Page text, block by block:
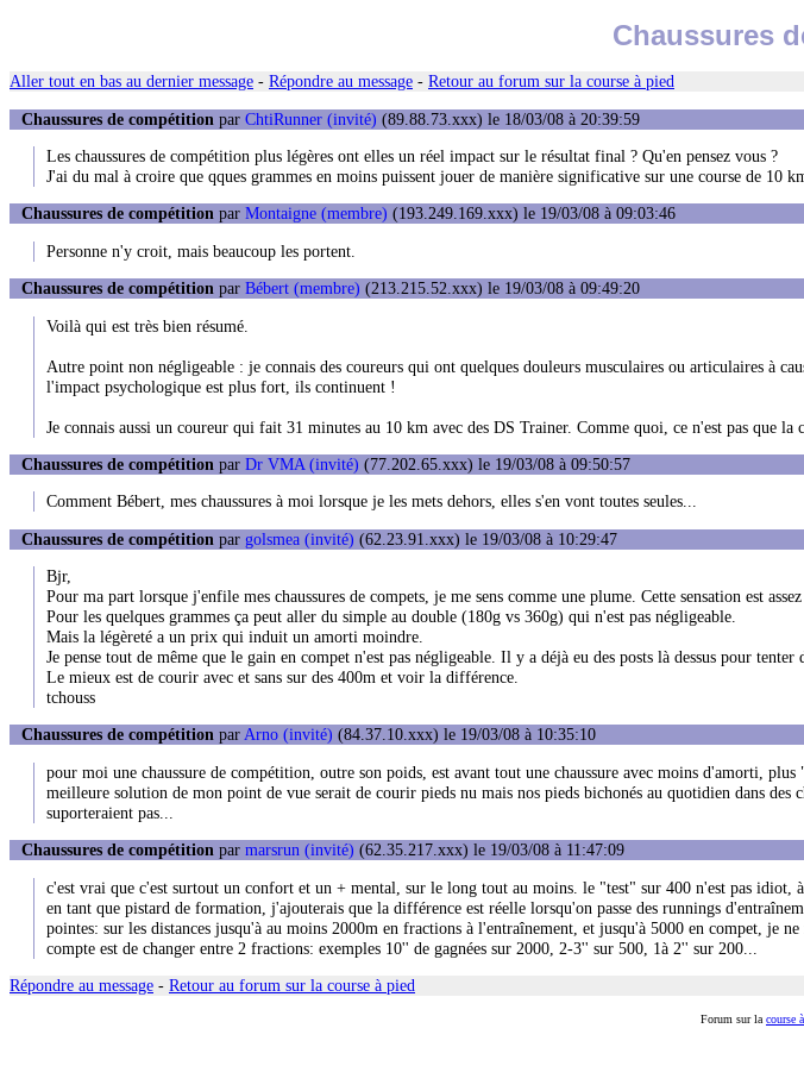
Chaussures
Aller tout en bas au dernier message - Répondre au message - Retour au forum sur la course à pied
Chaussures de compétition par ChtiRunner (invité) (89.88.73.xxx) le 18/03/08 à 20:39:59
Les chaussures de compétition plus légères ont elles un réel impact sur le résultat final ? Qu'en pensez vous ?
J'ai du mal à croire que qques grammes en moins puissent jouer de manière significative sur une course de 10
Chaussures de compétition par Montaigne (membre) (193.249.169.xxx) le 19/03/08 à 09:03:46
Personne n'y croit, mais beaucoup les portent.
Chaussures de compétition par Bébert (membre) (213.215.52.xxx) le 19/03/08 à 09:49:20
Voilà qui est très bien résumé.
Autre point non négligeable : je connais des coureurs qui ont quelques douleurs musculaires ou articulaires à
l'impact psychologique est plus fort, ils continuent !
Je connais aussi un coureur qui fait 31 minutes au 10 km avec des DS Trainer. Comme quoi, ce n'est pas que la
Chaussures de compétition par Dr VMA (invité) (77.202.65.xxx) le 19/03/08 à 09:50:57
Comment Bébert, mes chaussures à moi lorsque je les mets dehors, elles s'en vont toutes seules...
Chaussures de compétition par golsmea (invité) (62.23.91.xxx) le 19/03/08 à 10:29:47
Bjr,
Pour ma part lorsque j'enfile mes chaussures de compets, je me sens comme une plume. Cette sensation est
Pour les quelques grammes ça peut aller du simple au double (180g vs 360g) qui n'est pas négligeable.
Mais la légèreté a un prix qui induit un amorti moindre.
Je pense tout de même que le gain en compet n'est pas négligeable. Il y a déjà eu des posts là dessus pour tenter
Le mieux est de courir avec et sans sur des 400m et voir la différence.
tchouss
Chaussures de compétition parArno (invité) (84.37.10.xxx) le 19/03/08 à 10:35:10
pour moi une chaussure de compétition, outre son poids, est avant tout une chaussure avec moins d'amorti,
meilleure solution de mon point de vue serait de courir pieds nu mais nos pieds bichonés au quotidien dans des
suporteraient pas...
Chaussures de compétition par marsrun (invité) (62.35.217.xxx) le 19/03/08 à 11:47:09
c'est vrai que c'est surtout un confort et un + mental, sur le long tout au moins. le "test" sur 400 n'est pas idiot,
en tant que pistard de formation, j'ajouterais que la différence est réelle lorsqu'on passe des runnings
pointes: sur les distances jusqu'à au moins 2000m en fractions à l'entraînement, et jusqu'à 5000 en compet, je
compte est de changer entre 2 fractions: exemples 10'' de gagnées sur 2000, 2-3'' sur 500, 1à 2'' sur 200...
Répondre au message - Retour au forum sur la course à pied
Forum sur lacourse